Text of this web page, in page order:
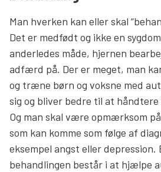
Man hverken kan eller skal
Det er medfødt og ikke en
anderledes måde, hjernen
adfærd på. Der er meget, man
og træne børn og voksne med
sig og bliver bedre til at
Og man skal være opmærksom
som kan komme som følge af
eksempel angst eller
behandlingen består i at hjælpe